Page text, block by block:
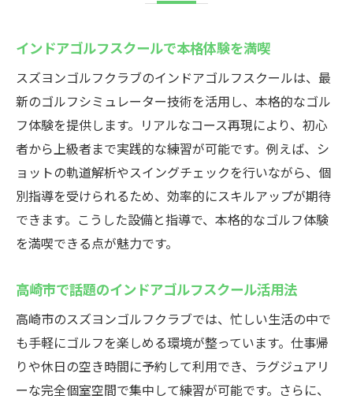
最新シミュレーターでインドアゴルフスク
ール体験
リアルなコース感覚と快適空間の両立
インドアゴルフスクールで技術向上を実感
ゴルフ愛好者注目の高機能設備を紹介
天候に左右されない上達環境の提供
高崎市で選ばれる理由とインドアゴルフの
進化
初心者でも安心！スズヨンゴルフクラブの活用
インドアゴルフスクールが初心者に優しい
理由
プロの指導で安心してスタートできる環境
手ぶらで通える便利なインドアゴルフスク
インドアゴルフスクールで本格体験を満喫
スズヨンゴルフクラブのインドアゴルフスクールは、最
新のゴルフシミュレーター技術を活用し、本格的なゴル
フ体験を提供します。リアルなコース再現により、初心
者から上級者まで実践的な練習が可能です。例えば、シ
ョットの軌道解析やスイングチェックを行いながら、個
別指導を受けられるため、効率的にスキルアップが期待
できます。こうした設備と指導で、本格的なゴルフ体験
を満喫できる点が魅力です。
高崎市で話題のインドアゴルフスクール活用法
高崎市のスズヨンゴルフクラブでは、忙しい生活の中で
も手軽にゴルフを楽しめる環境が整っています。仕事帰
りや休日の空き時間に予約して利用でき、ラグジュアリ
ーな完全個室空間で集中して練習が可能です。さらに、